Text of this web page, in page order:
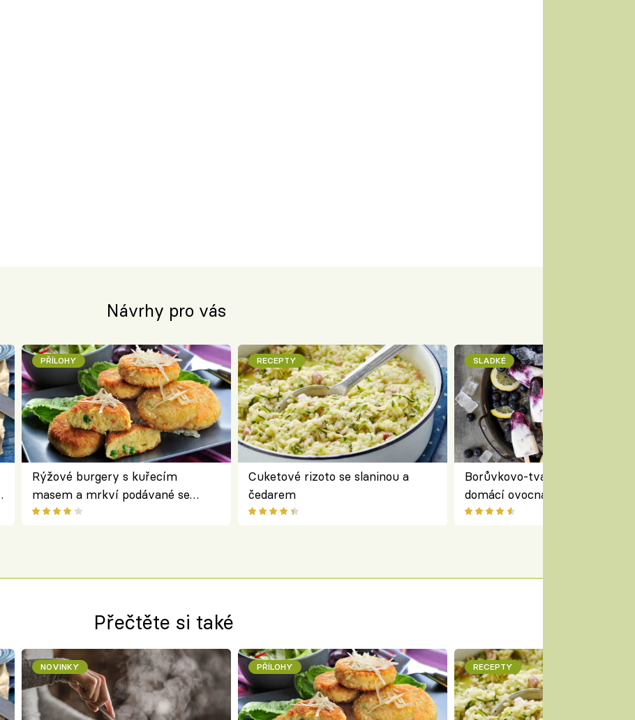
Návrhy pro vás
PŘÍLOHY
Rýžové burgery s kuřecím
masem a mrkví podávané se
salátem – lehká a chutná večeře
RECEPTY
Cuketové rizoto se slaninou a
čedarem
SLADKÉ
Borůvkovo-tvarohové nanuky
domácí ovocná zmrzlina na
Přečtěte si také
NOVINKY PŘÍLOHY RECEPTY